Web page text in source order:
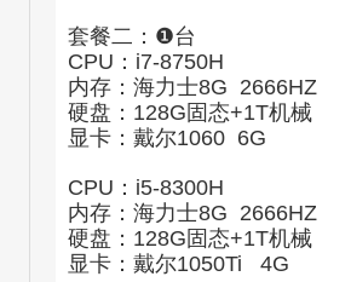
套餐二：❶台
CPU：i7-8750H
内存：海力士8G 2666HZ
硬盘：128G固态+1T机械
显卡：戴尔1060 6G
CPU：i5-8300H
内存：海力士8G 2666HZ
硬盘：128G固态+1T机械
显卡：戴尔1050Ti 4G